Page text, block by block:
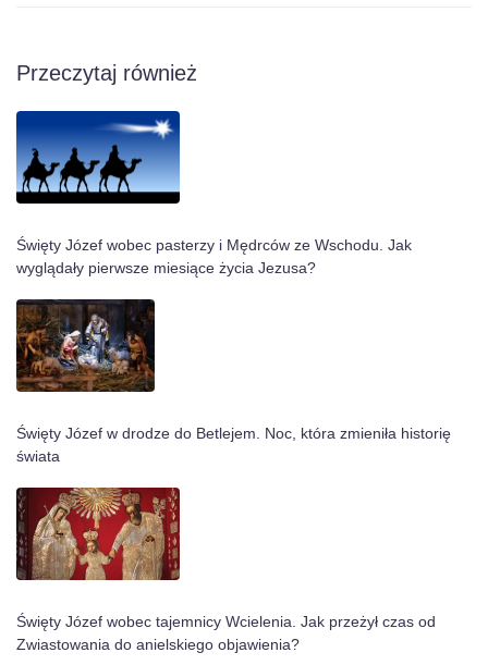
Przeczytaj również
Święty Józef wobec pasterzy i Mędrców ze Wschodu. Jak
wyglądały pierwsze miesiące życia Jezusa?
Święty Józef w drodze do Betlejem. Noc, która zmieniła historię
świata
Święty Józef wobec tajemnicy Wcielenia. Jak przeżył czas od
Zwiastowania do anielskiego objawienia?